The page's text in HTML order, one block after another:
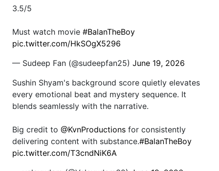
3.5/5
Must watch movie #BalanTheBoy
pic.twitter.com/HkSOgX5296
— Sudeep Fan (@sudeepfan25) June 19, 2026
Sushin Shyam's background score quietly elevates
every emotional beat and mystery sequence. It
blends seamlessly with the narrative.
Big credit to @KvnProductions for consistently
delivering content with substance.#BalanTheBoy
pic.twitter.com/T3cndNiK6A